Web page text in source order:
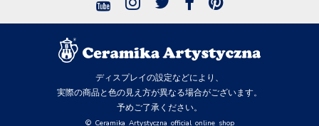
ディスプレイの設定などにより、
実際の商品と色の見え方が異なる場合がございます。
予めご了承ください。
© Ceramika Artystyczna official online shop